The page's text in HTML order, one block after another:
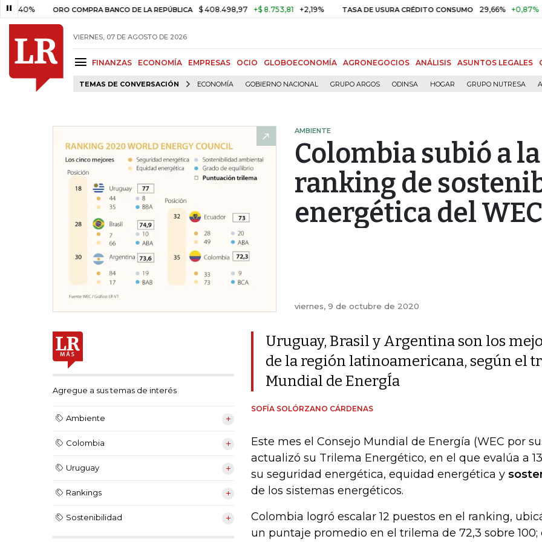
ORO COMPRA BANCO DE LA REPÚBLICA $ 408.498,97 +$ 8.753,81 +2,19% TASA DE USURA CRÉDITO CONSUMO 29,66% +0,87% +3,02%
VIERNES, 07 DE AGOSTO DE 2026
FINANZAS ECONOMÍA EMPRESAS OCIO GLOBOECONOMÍA AGRONEGOCIOS ANÁLISIS ASUNTOS LEGALES
TEMAS DE CONVERSACIÓN ECONOMÍA GOBIERNO NACIONAL GRUPO ARGOS ODINSA HOGAR GRUPO NUTRESA
AMBIENTE
Colombia subió a
ranking de
energética del WEC
viernes, 9 de octubre de 2020
Agregue a sus temas de interés
Ambiente
Colombia
Uruguay
Rankings
Sostenibilidad
Uruguay, Brasil y Argentina son los
de la región latinoamericana, según el
Mundial de EnergÍa
SOFÍA SOLÓRZANO CÁRDENAS
Este mes el Consejo Mundial de Energía (WEC por
actualizó su Trilema Energético, en el que evalúa a
su seguridad energética, equidad energética y
de los sistemas energéticos.
Colombia logró escalar 12 puestos en el ranking,
un puntaje promedio en el trilema de 72,3 sobre